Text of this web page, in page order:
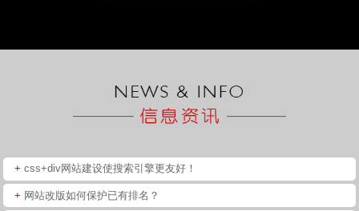
+ css+div网站建设使搜索引擎更友好！
+ 网站改版如何保护已有排名？